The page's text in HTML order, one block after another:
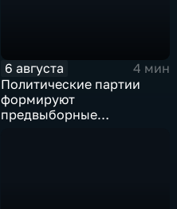
6 августа
4 мин
Политические партии
формируют
предвыборные